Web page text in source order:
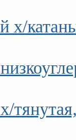
х/